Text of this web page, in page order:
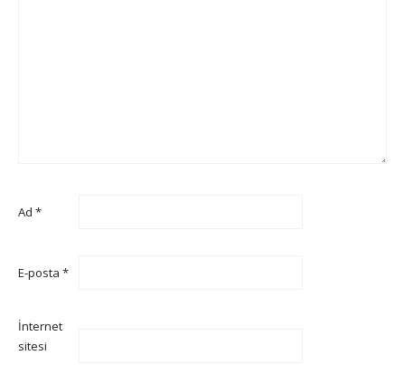
Ad *
E-posta *
İnternet
sitesi